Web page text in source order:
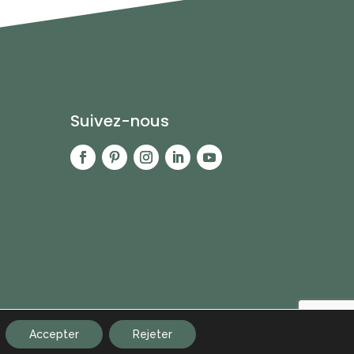
Suivez-nous
Accepter Rejeter